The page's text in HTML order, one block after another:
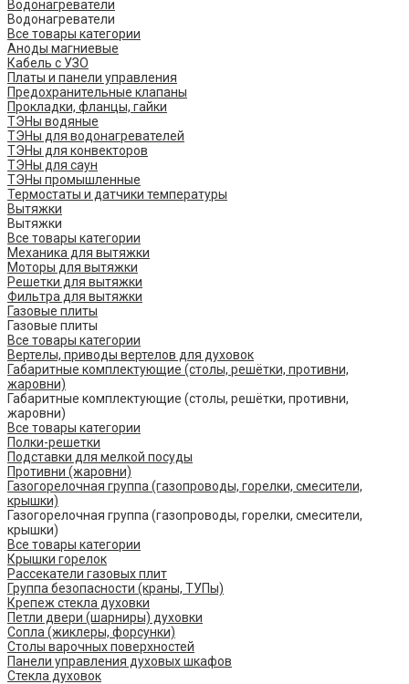
Водонагреватели
Водонагреватели
Все товары категории
Аноды магниевые
Кабель с УЗО
Платы и панели управления
Предохранительные клапаны
Прокладки, фланцы, гайки
ТЭНы водяные
ТЭНы для водонагревателей
ТЭНы для конвекторов
ТЭНы для саун
ТЭНы промышленные
Термостаты и датчики температуры
Вытяжки
Вытяжки
Все товары категории
Механика для вытяжки
Моторы для вытяжки
Решетки для вытяжки
Фильтра для вытяжки
Газовые плиты
Газовые плиты
Все товары категории
Вертелы, приводы вертелов для духовок
Габаритные комплектующие (столы, решётки, противни,
жаровни)
Габаритные комплектующие (столы, решётки, противни,
жаровни)
Все товары категории
Полки-решетки
Подставки для мелкой посуды
Противни (жаровни)
Газогорелочная группа (газопроводы, горелки, смесители,
крышки)
Газогорелочная группа (газопроводы, горелки, смесители,
крышки)
Все товары категории
Крышки горелок
Рассекатели газовых плит
Группа безопасности (краны, ТУПы)
Крепеж стекла духовки
Петли двери (шарниры) духовки
Сопла (жиклеры, форсунки)
Столы варочных поверхностей
Панели управления духовых шкафов
Стекла духовок